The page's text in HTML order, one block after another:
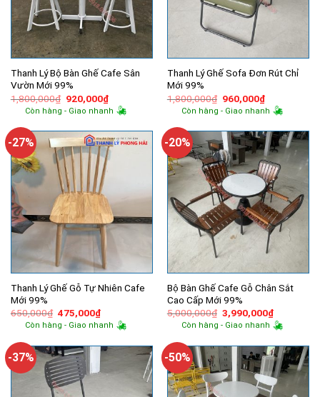
Thanh Lý Bộ Bàn Ghế Cafe Sân
Vườn Mới 99%
1,800,000₫ Giá
gốc
là:
920,000₫Giá
hiện
tại
920,000₫.
Còn hàng - Giao nhanh
Thanh Lý Ghế Sofa Đơn Rút Chỉ
Mới 99%
1,800,000₫ Giá
gốc
là:
960,000₫Giá
hiện
tại
960,000₫.
Còn hàng - Giao nhanh
-27%
Thanh Lý Ghế Gỗ Tự Nhiên Cafe
Mới 99%
650,000₫ Giá
gốc
là:
475,000₫Giá
hiện
tại
475,000₫.
Còn hàng - Giao nhanh
-20%
Bộ Bàn Ghế Cafe Gỗ Chân Sắt
Cao Cấp Mới 99%
5,000,000₫ Giá
gốc
là:
3,990,000₫Giá
hiện
tại
Còn hàng - Giao nhanh
-37% -50%